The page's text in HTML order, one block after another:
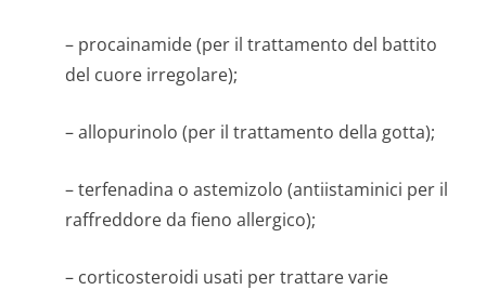
– procainamide (per il trattamento del battito
del cuore irregolare);
– allopurinolo (per il trattamento della gotta);
– terfenadina o astemizolo (antiistaminici per il
raffreddore da fieno allergico);
– corticosteroidi usati per trattare varie